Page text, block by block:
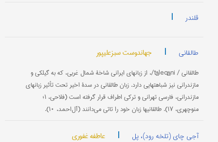
قلندر |
طالقانی | جهاندوست سبزعلیپور
طالقانی / tâleqâni/، از زبانهای ایرانی شاخۀ شمال غربی، که به گیلکی و
مازندرانی نیز شباهتهایی دارد. زبان طالقانی در سدۀ اخیر تحت تأثیر زبانهای
مازندرانی، فارسی تهرانی و ترکی اطراف قرار گرفته است (فلاحی، ۱؛
منوچهری، ۱۷). طالقانیها زبان خود را تاتی می‌دانند (آل‌احمد، ۱۰).
آجی چای (تلخه رود)، پل | عاطفه غفوری